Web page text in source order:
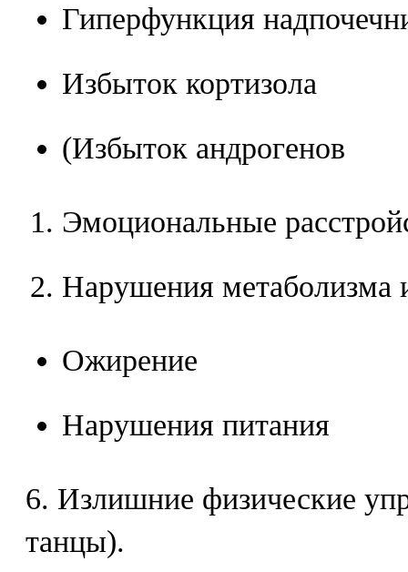
Гиперфункция
Избыток кортизола
(Избыток андрогенов
Эмоциональные
Нарушения метаболизма
Ожирение
Нарушения питания
6. Излишние физические
танцы).